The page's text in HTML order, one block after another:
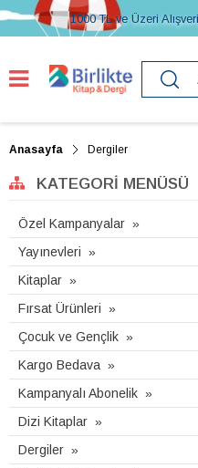
1000 TL ve Üzeri
Anasayfa Dergiler
KATEGORI MENÜSÜ
Özel Kampanyalar
Yayınevleri
Kitaplar
Fırsat Ürünleri
Çocuk ve Gençlik
Kargo Bedava
Kampanyalı Abonelik
Dizi Kitaplar
Dergiler